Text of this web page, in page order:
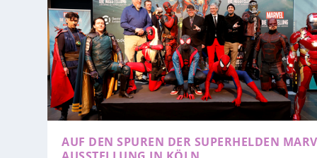
AUF DEN SPUREN DER SUPERHELDEN